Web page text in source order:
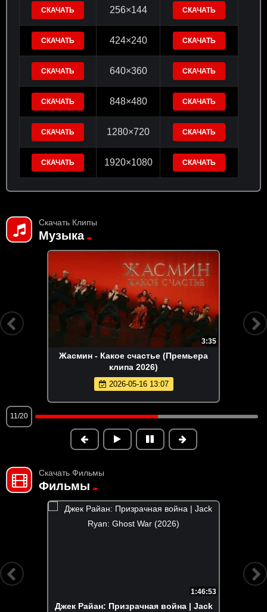
СКАЧАТЬ 256×144 СКАЧАТЬ
СКАЧАТЬ 424×240 СКАЧАТЬ
СКАЧАТЬ 640×360 СКАЧАТЬ
СКАЧАТЬ 848×480 СКАЧАТЬ
СКАЧАТЬ 1280×720 СКАЧАТЬ
СКАЧАТЬ 1920×1080 СКАЧАТЬ
Скачать Клипы
Музыка
3:35
Жасмин - Какое счастье (Премьера
клипа 2026)
2026-05-16 13:07
11/20
Скачать Фильмы
Фильмы
1:46:53
Джек Райан: Призрачная война | Jack